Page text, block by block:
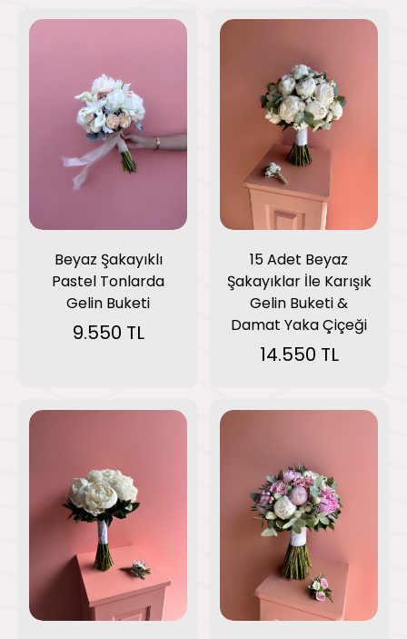
Beyaz Şakayıklı
Pastel Tonlarda
Gelin Buketi
9.550 TL
15 Adet Beyaz
Şakayıklar İle Karışık
Gelin Buketi &
Damat Yaka Çiçeği
14.550 TL